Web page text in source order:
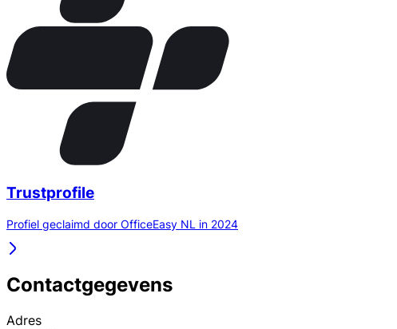
Trustprofile
Profiel geclaimd door OfficeEasy NL in 2024
Contactgegevens
Adres